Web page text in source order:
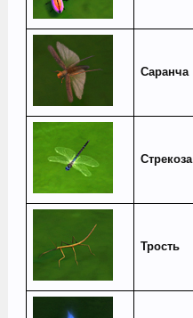
Саранча
Стрекоза
Трость